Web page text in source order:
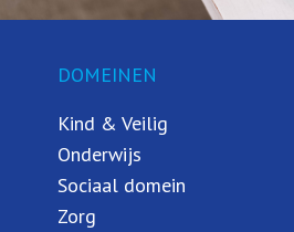
DOMEINEN
Kind & Veilig
Onderwijs
Sociaal domein
Zorg